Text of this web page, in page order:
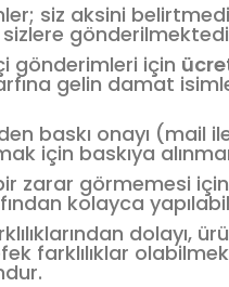
siz aksini
sizlere
gönderimleri için
gelin damat
baskı onayı (mail
için baskıya
zarar görmemesi
kolayca
dolayı,
farklılıklar